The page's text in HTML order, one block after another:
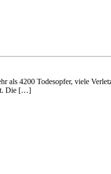
4200 Todesopfer, viele
Die […]